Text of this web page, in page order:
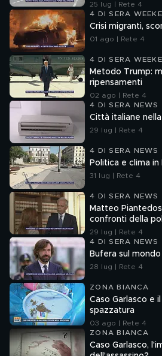
25 lug | Rete 4
4 DI SERA
Crisi migranti,
01 ago | Rete 4
4 DI SERA
Metodo Trump:
ripensamenti
02 ago | Rete 4
4 DI SERA NEWS
Città italiane
29 lug | Rete 4
4 DI SERA NEWS
Politica e clima in
31 lug | Rete 4
4 DI SERA NEWS
Matteo
confronti della
29 lug | Rete 4
4 DI SERA NEWS
Bufera sul
28 lug | Rete 4
ZONA BIANCA
Caso Garlasco e
spazzatura
03 ago | Rete 4
ZONA BIANCA
Caso Garlasco,